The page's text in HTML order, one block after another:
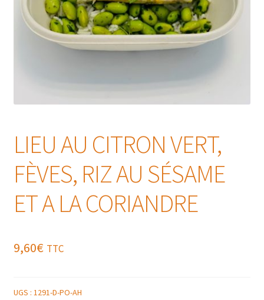
LIEU AU CITRON VERT,
FÈVES, RIZ AU SÉSAME
ET A LA CORIANDRE
9,60€ TTC
UGS : 1291-D-PO-AH